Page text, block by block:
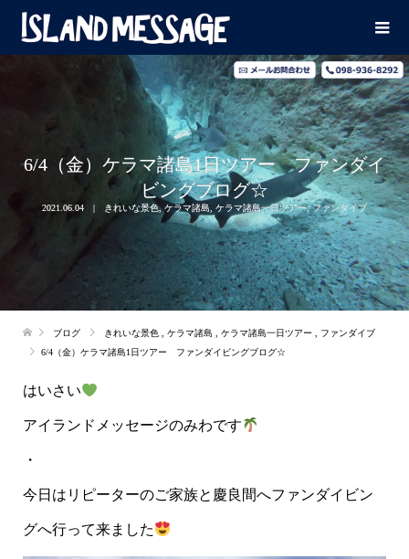
6/4（金）ケラマ諸島1日ツアー ファンダイ
ビングブログ☆
2021.06.04 きれいな景色,ケラマ諸島 ケラマ諸島一日ツアー,ファンダイブ
ブログ きれいな景色 ケラマ諸島 ケラマ諸島一日ツアー
ファンダイブ
6/4（金）ケラマ諸島1日ツアー ファンダイビングブログ☆
はいさい
アイランドメッセージのみわです
・
今日はリピーターのご家族と慶良間へファンダイビン
グへ行って来ました